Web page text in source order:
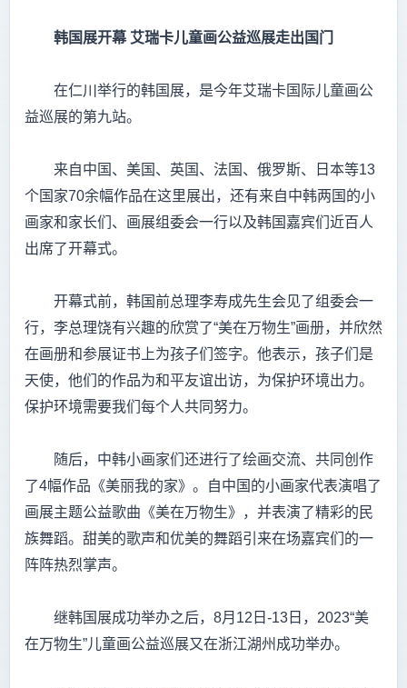
韩国展开幕 艾瑞卡儿童画公益巡展走出国门
在仁川举行的韩国展，是今年艾瑞卡国际儿童画公
益巡展的第九站。
来自中国、美国、英国、法国、俄罗斯、日本等13
个国家70余幅作品在这里展出，还有来自中韩两国的小
画家和家长们、画展组委会一行以及韩国嘉宾们近百人
出席了开幕式。
开幕式前，韩国前总理李寿成先生会见了组委会一
行，李总理饶有兴趣的欣赏了“美在万物生”画册，并欣然
在画册和参展证书上为孩子们签字。他表示，孩子们是
天使，他们的作品为和平友谊出访，为保护环境出力。
保护环境需要我们每个人共同努力。
随后，中韩小画家们还进行了绘画交流、共同创作
了4幅作品《美丽我的家》。自中国的小画家代表演唱了
画展主题公益歌曲《美在万物生》，并表演了精彩的民
族舞蹈。甜美的歌声和优美的舞蹈引来在场嘉宾们的一
阵阵热烈掌声。
继韩国展成功举办之后，8月12日-13日，2023“美
在万物生”儿童画公益巡展又在浙江湖州成功举办。